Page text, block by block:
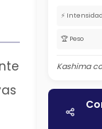
⚡
🏆 Peso
Kashima